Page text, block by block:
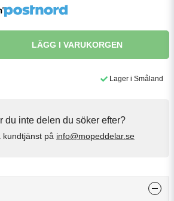
LÄGG I VARUKORGEN
Lager i Småland
du inte delen du söker efter?
kundtjänst på info@mopeddelar.se